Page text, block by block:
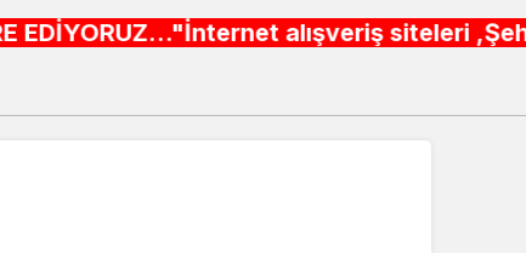
alışveriş siteleri ,Şehir